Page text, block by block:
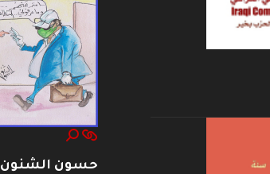
حسون الشنون